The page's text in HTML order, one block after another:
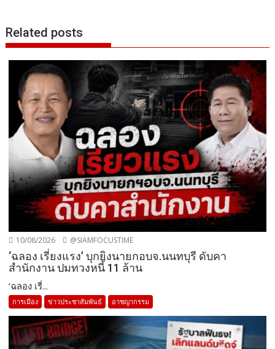
Related posts
10/08/2026 @SIAMFOCUSTIME
‘ฉลอง เรี่ยงแรง’ บุกยิงนายกอบจ.นนทบุรี ดับคา
สำนักงาน ปมทวงหนี้ 11 ล้าน
‘ฉลอง เรี่...
การเมือง ข่าวประชาสัมพันธ์ อาชญากรรม